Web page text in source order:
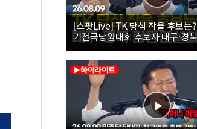
[스팟Live] TK 당심 잡을 후보는
기전국당원대회 후보자 대구·경
회 생중계 | 26.08.09